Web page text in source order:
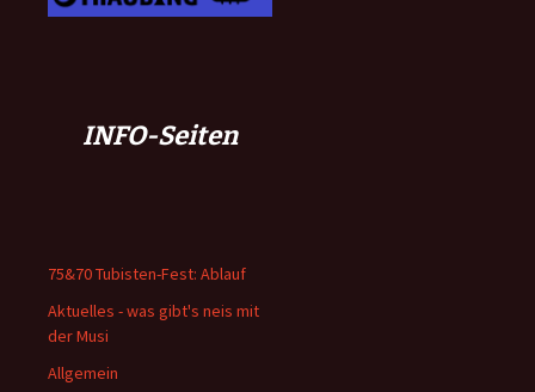
INFO-Seiten
75&70 Tubisten-Fest: Ablauf
Aktuelles - was gibt's neis mit
der Musi
Allgemein